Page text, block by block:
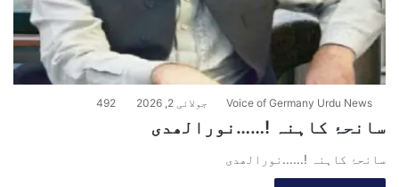
Voice of Germany Urdu News جولائی 2, 2026 492
سانحۂ کاہنہ !……نورالھدی
سانحۂ کاہنہ !......نورالھدی